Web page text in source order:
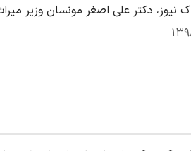
نیوز، دکتر علی اصغر مونسان وزیر